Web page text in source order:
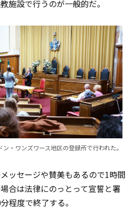
施設で行うのが一般的だ。
・ワンズワース地区の登録所で行われた。
ッセージや賛美もあるので1時間
合は法律にのっとって宣誓と署
程度で終了する。